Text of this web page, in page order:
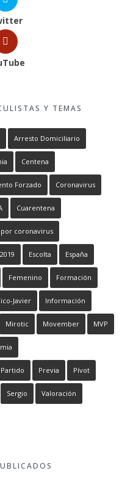
Y TEMAS
Arresto Domiciliario
Centena
Forzado Coronavirus
Cuarentena
coronavirus
Escolta España
Femenino Formación
Javier Información
Mirotic Movember MVP
Partido Previa Pívot
Sergio Valoración